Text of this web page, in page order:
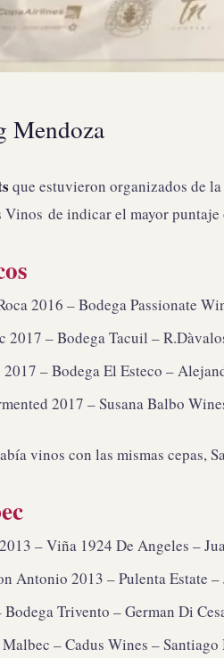
Mendoza
que estuvieron organizados de
Vinos de indicar el mayor
2016 – Bodega Passionate
2017 – Bodega Tacuil –
– Bodega El Esteco –
2017 – Susana Balbo
vinos con las mismas cepas,
– Viña 1924 De Angeles –
Antonio 2013 – Pulenta Estate
Trivento – German Di
– Cadus Wines –